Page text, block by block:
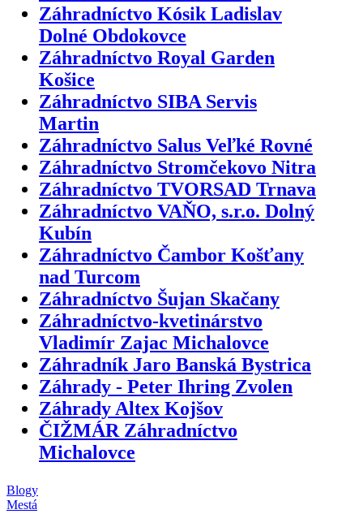
Záhradníctvo Kósik Ladislav
Dolné Obdokovce
Záhradníctvo Royal Garden
Košice
Záhradníctvo SIBA Servis
Martin
Záhradníctvo Salus Veľké Rovné
Záhradníctvo Stromčekovo Nitra
Záhradníctvo TVORSAD Trnava
Záhradníctvo VAŇO, s.r.o. Dolný
Kubín
Záhradníctvo Čambor Košťany
nad Turcom
Záhradníctvo Šujan Skačany
Záhradníctvo-kvetinárstvo
Vladimír Zajac Michalovce
Záhradník Jaro Banská Bystrica
Záhrady - Peter Ihring Zvolen
Záhrady Altex Kojšov
ČIŽMÁR Záhradníctvo
Michalovce
Blogy
Mestá